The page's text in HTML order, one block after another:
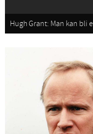
Hugh Grant: Man kan bli